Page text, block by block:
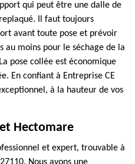
qui peut être une dalle de
Il faut toujours
avant toute pose et prévoir
au moins pour le séchage de la
pose collée est économique
En confiant à Entreprise CE
à la hauteur de vos
Hectomare
et expert, trouvable à